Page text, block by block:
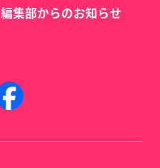
編集部からのお知らせ